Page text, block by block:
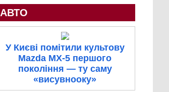
АВТО
У Києві помітили культову
Mazda MX-5 першого
покоління — ту саму
«висувнооку»